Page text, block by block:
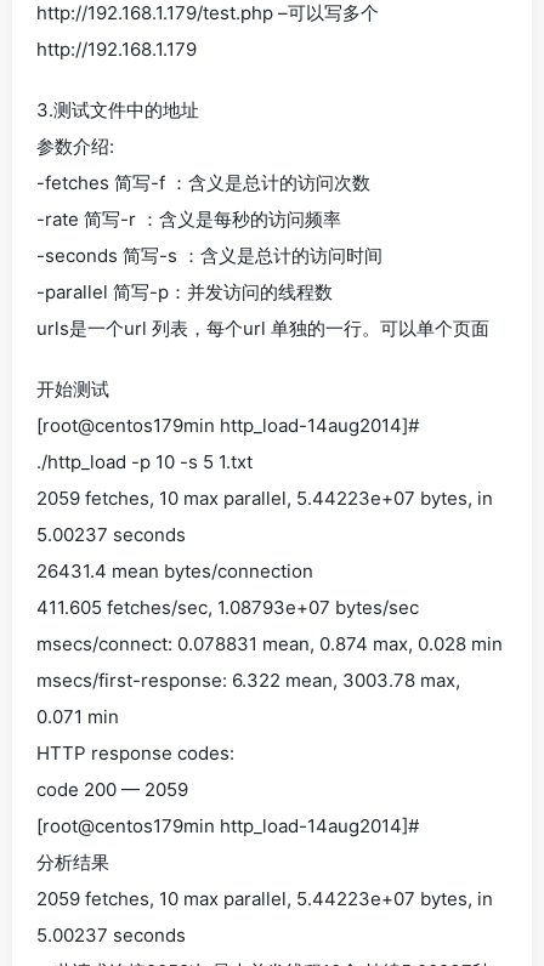
http://192.168.1.179/test.php –可以写多个
http://192.168.1.179
3.测试文件中的地址
参数介绍:
-fetches 简写-f ：含义是总计的访问次数
-rate 简写-r ：含义是每秒的访问频率
-seconds 简写-s ：含义是总计的访问时间
-parallel 简写-p：并发访问的线程数
urls是一个url 列表，每个url 单独的一行。可以单个页面
开始测试
[root@centos179min http_load-14aug2014]#
./http_load -p 10 -s 5 1.txt
2059 fetches, 10 max parallel, 5.44223e+07 bytes, in
5.00237 seconds
26431.4 mean bytes/connection
411.605 fetches/sec, 1.08793e+07 bytes/sec
msecs/connect: 0.078831 mean, 0.874 max, 0.028 min
msecs/first-response: 6.322 mean, 3003.78 max,
0.071 min
HTTP response codes:
code 200 — 2059
[root@centos179min http_load-14aug2014]#
分析结果
2059 fetches, 10 max parallel, 5.44223e+07 bytes, in
5.00237 seconds